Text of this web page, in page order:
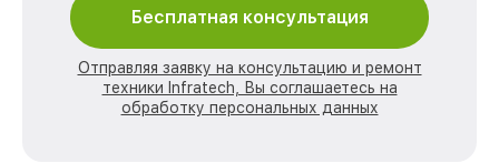
Бесплатная консультация
Отправляя заявку на консультацию и ремонт
техники Infratech, Вы соглашаетесь на
обработку персональных данных